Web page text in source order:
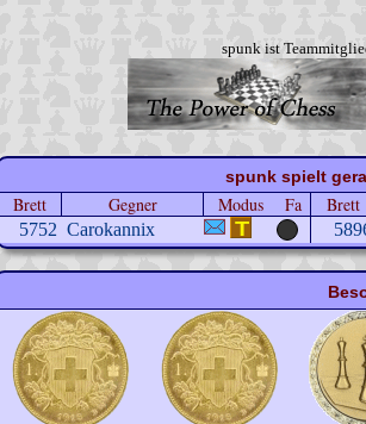
spunk ist
spunk spielt
Brett Gegner Modus Fa Brett
5752 Carokannix